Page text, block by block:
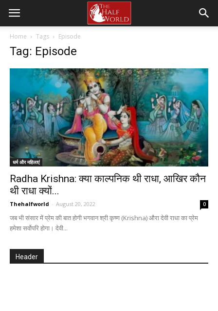
Home Tags Episode
Tag: Episode
धर्म और महिलाएं
Radha Krishna: क्या काल्पनिक थी राधा, आखिर कौन
थी राधा क्यों...
Thehalfworld - August 20, 2022 0
जब भी संसार में प्रेम की बात होगी भगवान श्री कृष्ण (Krishna) औरा देवी राधा का प्रेम
हमेशा सर्वोपरि होगा। देवी...
Header